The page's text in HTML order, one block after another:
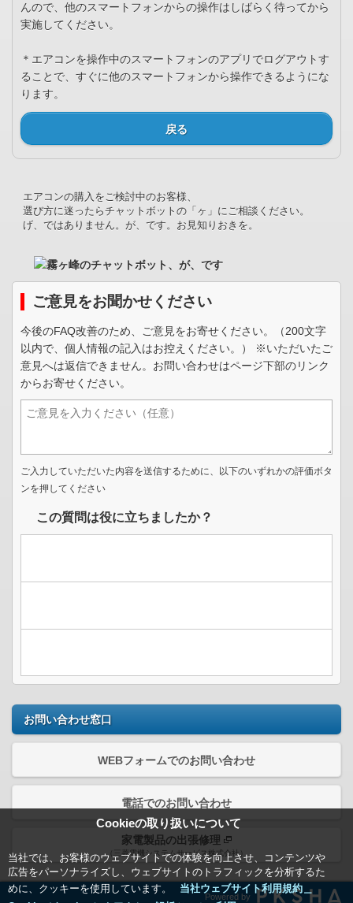
Cookieの取り扱いについて
当社では、お客様のウェブサイトでの体験を向上させ、コンテンツや
広告をパーソナライズし、ウェブサイトのトラフィックを分析するた
めに、クッキーを使用しています。
当社ウェブサイト利用規約＿
んので、他のスマートフォンからの操作はしばらく待ってから
実施してください。
＊エアコンを操作中のスマートフォンのアプリでログアウトす
ることで、すぐに他のスマートフォンから操作できるようにな
ります。
戻る
エアコンの購入をご検討中のお客様、
選び方に迷ったらチャットボットの「ヶ」にご相談ください。
げ、ではありません。が、です。お見知りおきを。
ご意見をお聞かせください
今後のFAQ改善のため、ご意見をお寄せください。（200文字
以内で、個人情報の記入はお控えください。） ※いただいたご
意見へは返信できません。お問い合わせはページ下部のリンク
からお寄せください。
ご入力していただいた内容を送信するために、以下のいずれかの評価ボタ
ンを押してください
この質問は役に立ちましたか？
お問い合わせ窓口
WEBフォームでのお問い合わせ
電話でのお問い合わせ
家電製品の出張修理
（三菱電機システムサービス株式会社）
Powered by